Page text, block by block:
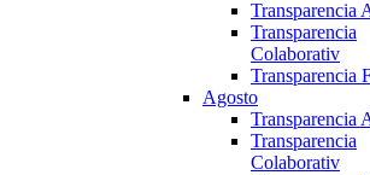
Transparencia
Transparencia
Colaborativ
Transparencia
Agosto
Transparencia
Transparencia
Colaborativ